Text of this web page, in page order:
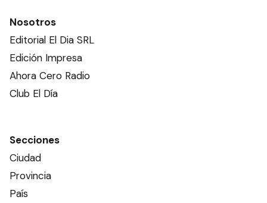
Nosotros
Editorial El Dia SRL
Edición Impresa
Ahora Cero Radio
Club El Día
Secciones
Ciudad
Provincia
País